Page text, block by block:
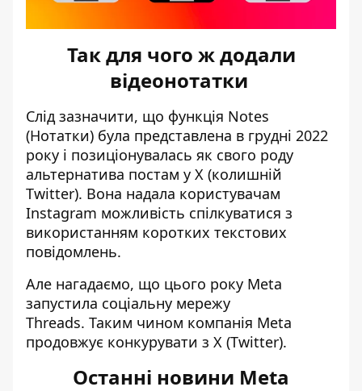
Так для чого ж додали
відеонотатки
Слід зазначити, що функція Notes
(Нотатки) була представлена в грудні 2022
року і позиціонувалась як свого роду
альтернатива постам у X (колишній
Twitter). Вона надала користувачам
Instagram можливість спілкуватися з
використанням коротких текстових
повідомлень.
Але нагадаємо, що цього року Meta
запустила соціальну мережу
Threads. Таким чином компанія Meta
продовжує конкурувати з X (Twitter).
Останні новини Meta